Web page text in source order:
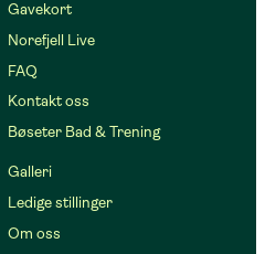
Gavekort
Norefjell Live
FAQ
Kontakt oss
Bøseter Bad & Trening
Galleri
Ledige stillinger
Om oss